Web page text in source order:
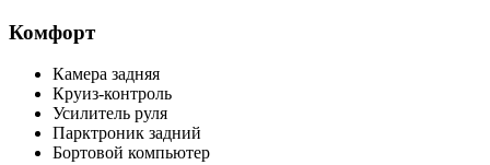
Комфорт
Камера задняя
Круиз-контроль
Усилитель руля
Парктроник задний
Бортовой компьютер